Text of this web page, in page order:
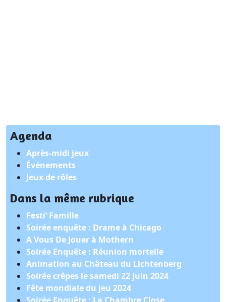
Agenda
Après-midi jeux
Événements
Jeux de rôles
Dans la même rubrique
Festi’ Famille
Soirée enquête : Drame à Chicago
A Vous De Jouer à Mothern
Soirée Enquête : Réunion mortelle
Animation au Château du Lichtenberg
Soirée crêpes le samedi 22 juin 2024
Fête mondiale du jeu 2024